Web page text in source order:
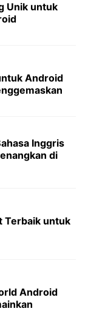
Unik untuk
Android
Inggris
di
Terbaik untuk
Android